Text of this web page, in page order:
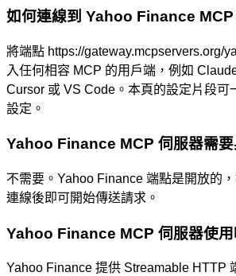
如何連線到 Yahoo Finance MCP
將端點 https://gateway.mcpservers.org/
入任何相容 MCP 的用戶端，例如
Cursor 或 VS Code。本頁的設定片段可
設定。
Yahoo Finance MCP 伺服器需要
不需要。Yahoo Finance 端點是開放的
連線後即可開始傳送請求。
Yahoo Finance MCP 伺服器使用
Yahoo Finance 提供 Streamable HTTP